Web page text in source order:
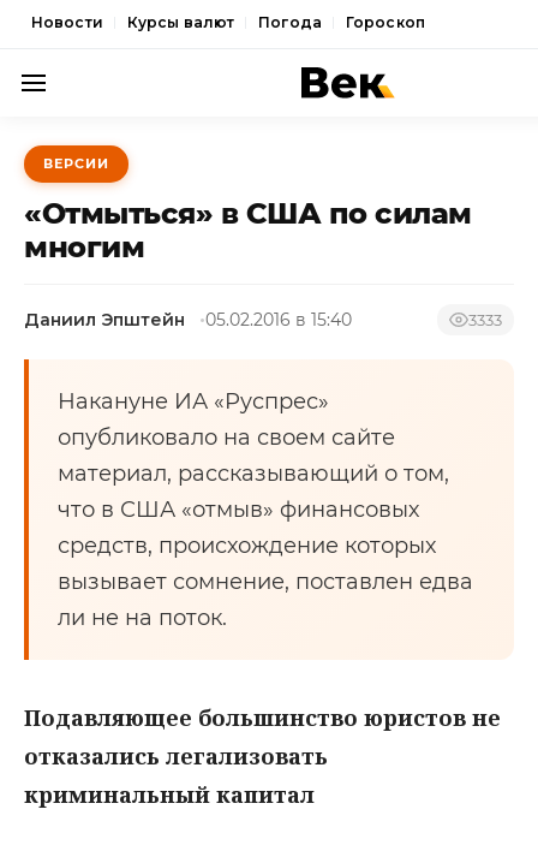
Новости Курсы валют Погода Гороскоп
ПОЛИТИКА
ЭКОНОМИКА
ОБЩЕСТВО
КУЛЬТУРА
ВЕРСИИ
«Отмыться» в США по силам
многим
Даниил Эпштейн 05.02.2016 в 15:40 3333
Накануне ИА «Руспрес»
опубликовало на своем сайте
материал, рассказывающий о том,
что в США «отмыв» финансовых
средств, происхождение которых
вызывает сомнение, поставлен едва
ли не на поток.
Подавляющее большинство юристов не
отказались легализовать
криминальный капитал